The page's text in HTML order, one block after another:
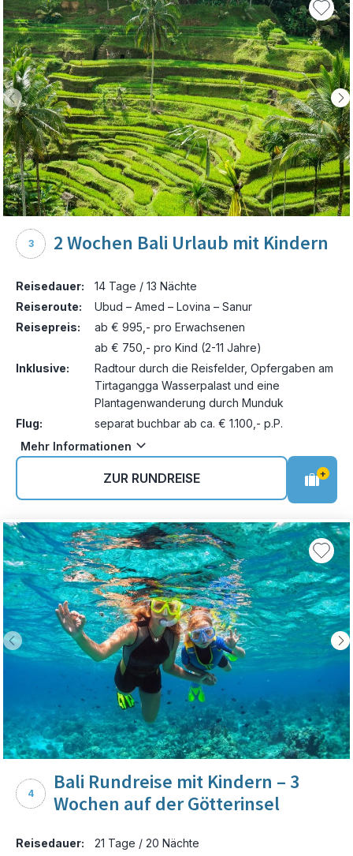
3 2 Wochen Bali Urlaub mit Kindern
Reisedauer:
14 Tage / 13 Nächte
Reiseroute:
Ubud – Amed – Lovina – Sanur
Reisepreis:
ab € 995,- pro Erwachsenen
ab € 750,- pro Kind (2-11 Jahre)
Inklusive:
Radtour durch die Reisfelder, Opfergaben am
Tirtagangga Wasserpalast und eine
Plantagenwanderung durch Munduk
Flug:
separat buchbar ab ca. € 1.100,- p.P.
Mehr Informationen
ZUR RUNDREISE +
4
Bali Rundreise mit Kindern – 3
Wochen auf der Götterinsel
Reisedauer:
21 Tage / 20 Nächte